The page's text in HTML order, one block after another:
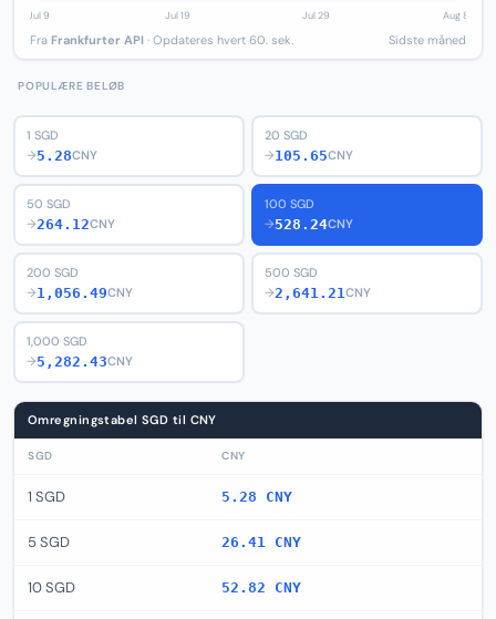
Fra Frankfurter API · Opdateres hvert 60. sek. Sidste måned
POPULÆRE BELØB
1 SGD
→5.28CNY
20 SGD
→105.65CNY
50 SGD
→264.12CNY
100 SGD
→528.24CNY
200 SGD
→1,056.49CNY
500 SGD
→2,641.21CNY
1,000 SGD
→5,282.43CNY
Omregningstabel SGD til CNY
SGD CNY
1 SGD 5.28 CNY
5 SGD 26.41 CNY
10 SGD 52.82 CNY